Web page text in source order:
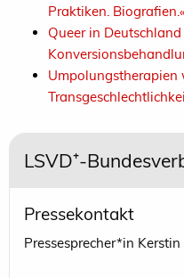
Praktiken.
Queer in
LSVD⁺-
Pressekontakt
Pressesprecher*in